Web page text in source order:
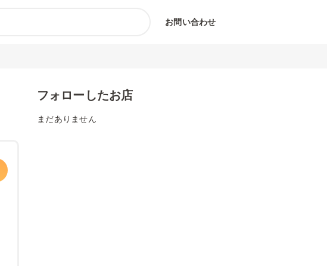
お問い合わせ
フォローしたお店
まだありません